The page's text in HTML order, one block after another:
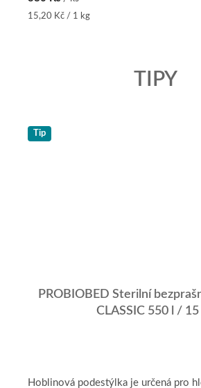
Měrná
15,20 Kč / 1 kg
TIPY
Tip
PROBIOBED Sterilní
CLASSIC 550 l / 15
je
Hoblinová podestýlka je určená pro